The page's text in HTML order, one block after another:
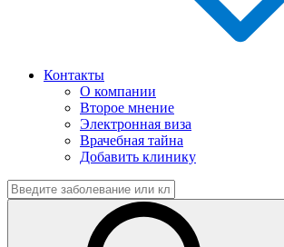
Контакты
О компании
Второе мнение
Электронная виза
Врачебная тайна
Добавить клинику